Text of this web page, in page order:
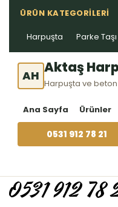
ÜRÜN KATEGORILERI
Harpuşta Parke Taşı
AH Aktaş
Harpuşta ve
Ana Sayfa Ürünler
0531 912 78 21
0531 912 78